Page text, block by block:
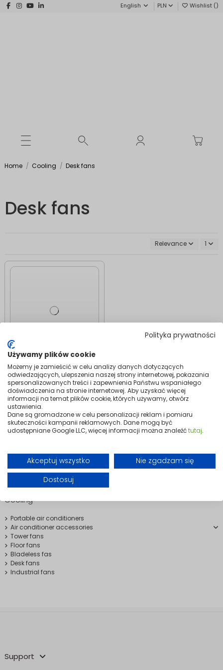
Polityka prywatności
Używamy plików cookie
Możemy je zamieścić w celu analizy danych dotyczących
odwiedzających, ulepszenia naszej strony internetowej, pokazania
spersonalizowanych treści i zapewnienia Państwu wspaniałego
doświadczenia na stronie internetowej. Aby uzyskać więcej
informacji na temat plików cookie, których używamy, otwórz
ustawienia.
Dane są gromadzone w celu personalizacji reklam i pomiaru
skuteczności kampanii reklamowych. Dane mogą być
udostępniane Google LLC, więcej informacji można znaleźćtutaj.
Akceptuj wszystko
Nie zgadzam się
Dostosuj
English PLN Wishlist ()
Home Cooling Desk fans
Desk fans
Relevance 1
na stanie z odmową realizacji zamówień Out-of-Stock
Cooling
FAN GLOBE 50 W
Desk Fan | 75°
Oscillation, White
199.99
View
design. Depending on the model, they can be powered by mains,
batteries, or USB, making them highly versatile. With quiet operation
and easy handling, they are perfect for everyday use, ensuring
comfort in any situation.
Cooling
Portable air conditioners
Air conditioner accessories
Tower fans
Floor fans
Bladeless fas
Desk fans
Industrial fans
Support